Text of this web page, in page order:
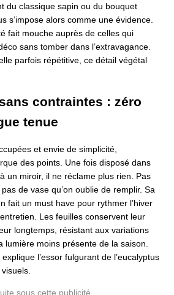
du classique sapin ou du bouquet
s’impose alors comme une évidence.
fait mouche auprès de celles qui
sans tomber dans l’extravagance.
parfois répétitive, ce détail végétal
contraintes : zéro
tenue
et envie de simplicité,
des points. Une fois disposé dans
un miroir, il ne réclame plus rien. Pas
de vase qu’on oublie de remplir. Sa
fait un must have pour rythmer l’hiver
Les feuilles conservent leur
longtemps, résistant aux variations
lumière moins présente de la saison.
l’essor fulgurant de l’eucalyptus